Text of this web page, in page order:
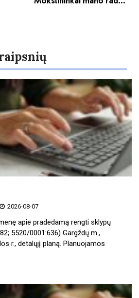
2026-08-07
apie pradedamą rengti sklypų
5520/0001:636) Gargždų m.,
r., detalųjį planą. Planuojamos